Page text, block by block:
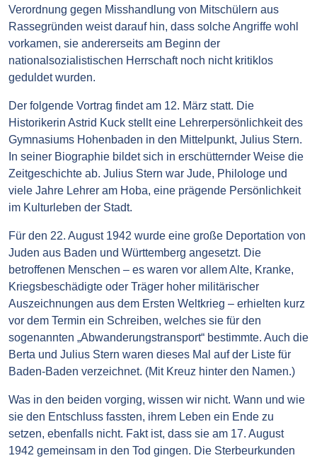
Verordnung gegen Misshandlung von Mitschülern aus
Rassegründen weist darauf hin, dass solche Angriffe wohl
vorkamen, sie andererseits am Beginn der
nationalsozialistischen Herrschaft noch nicht kritiklos
geduldet wurden.
Der folgende Vortrag findet am 12. März statt. Die
Historikerin Astrid Kuck stellt eine Lehrerpersönlichkeit des
Gymnasiums Hohenbaden in den Mittelpunkt, Julius Stern.
In seiner Biographie bildet sich in erschütternder Weise die
Zeitgeschichte ab. Julius Stern war Jude, Philologe und
viele Jahre Lehrer am Hoba, eine prägende Persönlichkeit
im Kulturleben der Stadt.
Für den 22. August 1942 wurde eine große Deportation von
Juden aus Baden und Württemberg angesetzt. Die
betroffenen Menschen – es waren vor allem Alte, Kranke,
Kriegsbeschädigte oder Träger hoher militärischer
Auszeichnungen aus dem Ersten Weltkrieg – erhielten kurz
vor dem Termin ein Schreiben, welches sie für den
sogenannten „Abwanderungstransport“ bestimmte. Auch die
Berta und Julius Stern waren dieses Mal auf der Liste für
Baden-Baden verzeichnet. (Mit Kreuz hinter den Namen.)
Was in den beiden vorging, wissen wir nicht. Wann und wie
sie den Entschluss fassten, ihrem Leben ein Ende zu
setzen, ebenfalls nicht. Fakt ist, dass sie am 17. August
1942 gemeinsam in den Tod gingen. Die Sterbeurkunden